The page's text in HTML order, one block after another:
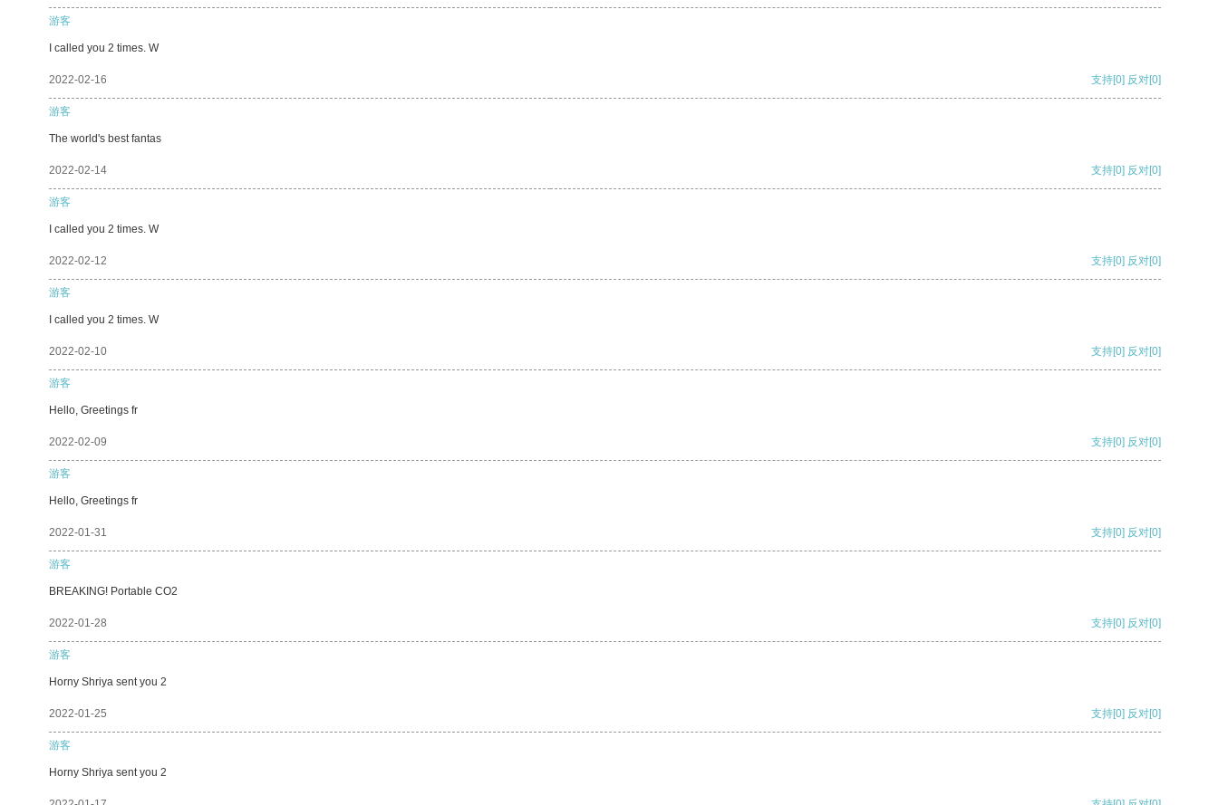
游客
I called you 2 times. W
2022-02-16 支持[0] 反对[0]
游客
The world's best fantas
2022-02-14 支持[0] 反对[0]
游客
I called you 2 times. W
2022-02-12 支持[0] 反对[0]
游客
I called you 2 times. W
2022-02-10 支持[0] 反对[0]
游客
Hello, Greetings fr
2022-02-09 支持[0] 反对[0]
游客
Hello, Greetings fr
2022-01-31 支持[0] 反对[0]
游客
BREAKING! Portable CO2
2022-01-28 支持[0] 反对[0]
游客
Horny Shriya sent you 2
2022-01-25 支持[0] 反对[0]
游客
Horny Shriya sent you 2